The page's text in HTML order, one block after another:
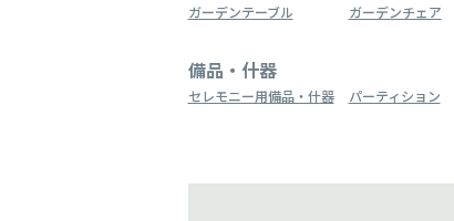
ガーデンテーブル ガーデンチェア
備品・什器
セレモニー用備品・什器 パーティション